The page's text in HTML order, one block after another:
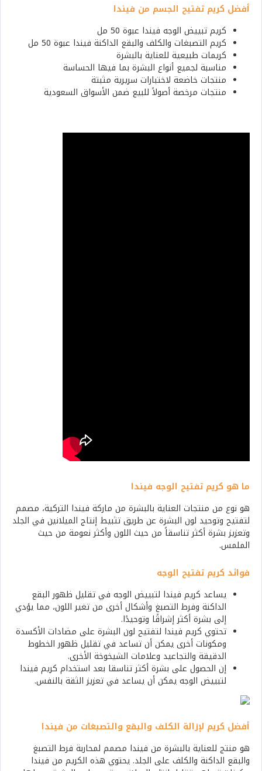
أفضل كريم تفتيح الجسم من فيندا
كريم تبييض الوجه فيندا عبوة 50 مل
كريم التصبغات والكلف والبقع الداكنة فيندا عبوة 50 مل
كريمات طبيعية للعناية بالبشرة
مناسبة لجميع أنواع البشرة بما فيها الحساسة
منتجات خاضعة لاختبارات سريرية مثبتة
منتجات مرخصة أصولاً للبيع ضمن الأسواق السعودية
ما هو كريم تفتيح الوجه فيندا
هو نوع من منتجات العناية بالبشرة من ماركة فيندا التركية، مصمم
لتفتيح وتوحيد لون البشرة عن طريق تثبيط إنتاج الميلانين في الجلد
وتعزيز بشرة أكثر تناسقاً من حيث اللون وأكثر نعومة من حيث
الملمس.
فوائد كريم تفتيح الوجه
يساعد كريم فيندا لتبييض الوجه في تقليل ظهور البقع
الداكنة وفرط التصبغ وأشكال أخرى من تغير اللون، مما يؤدي
إلى بشرة أكثر إشراقًا وتوحيدًا.
تحتوي كريم فيندا لتفتيح لون البشرة على مضادات الأكسدة
ومكونات أخرى يمكن أن تساعد في تقليل ظهور الخطوط
الدقيقة والتجاعيد وعلامات الشيخوخة الأخرى.
إن الحصول على بشرة أكثر تناسقا بعد استخدام كريم فيندا
لتبييض الوجه يمكن أن يساعد في تعزيز الثقة بالنفس.
أفضل كريم لإزالة الكلف والبقع والتصبغات من فيندا
هو منتج للعناية بالبشرة من فيندا مصمم لمحاربة فرط التصبغ
والبقع الداكنة والكلف على الجلد. يحتوي هذه الكريم من فيندا